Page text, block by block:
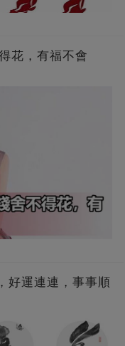
花，有福不會
好運連連，事事順